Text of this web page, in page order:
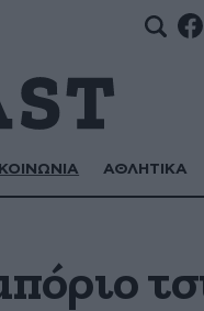
ΚΟΙΝΩΝΙΑ ΑΘΛΗΤΙΚΑ